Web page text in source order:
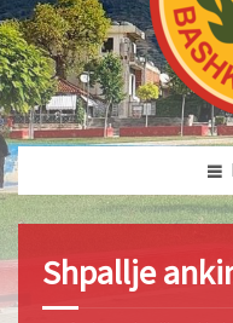
Shpallje